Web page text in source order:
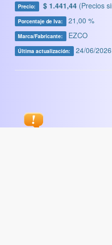
Precio: $ 1.441,44 (Precios
Porcentaje de Iva: 21,00 %
Marca/Fabricante: EZCO
Última actualización: 24/06/